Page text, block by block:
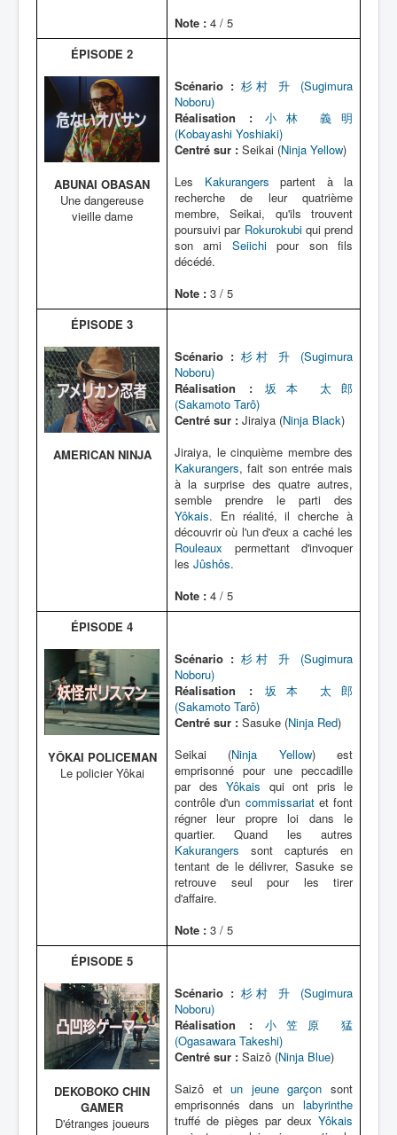
Note : 4 / 5
ÉPISODE 2
ABUNAI OBASAN
Une dangereuse
vieille dame
Scénario : 杉村 升 (Sugimura
Noboru)
Réalisation :
小林 義明
(Kobayashi Yoshiaki)
Centré sur : Seikai (Ninja Yellow)
Les Kakurangers partent à la
recherche de leur quatrième
membre, Seikai, qu'ils trouvent
poursuivi par Rokurokubiqui prend
son ami Seiichipour son fils
décédé.
Note : 3 / 5
ÉPISODE 3
AMERICAN NINJA
Scénario : 杉村 升 (Sugimura
Noboru)
Réalisation :
坂本 太郎
(Sakamoto Tarô)
Centré sur : Jiraiya (Ninja Black)
Jiraiya, le cinquième membre des
Kakurangers, fait son entrée mais
à la surprise des quatre autres,
semble prendre le parti des
Yôkais. En réalité, il cherche à
découvrir où l'un d'eux a caché les
Rouleaux permettant d'invoquer
les Jûshôs.
Note : 4 / 5
ÉPISODE 4
YÔKAI POLICEMAN
Le policier Yôkai
Scénario : 杉村 升 (Sugimura
Noboru)
Réalisation :
坂本 太郎
(Sakamoto Tarô)
Centré sur : Sasuke (Ninja Red)
Seikai (Ninja Yellow) est
emprisonné pour une peccadille
par des Yôkais qui ont pris le
contrôle d'un commissariatet font
régner leur propre loi dans le
quartier. Quand les autres
Kakurangers sont capturés en
tentant de le délivrer, Sasuke se
retrouve seul pour les tirer
d'affaire.
Note : 3 / 5
ÉPISODE 5
DEKOBOKO CHIN
GAMER
D'étranges joueurs
Scénario : 杉村 升 (Sugimura
Noboru)
Réalisation :
小笠原 猛
(Ogasawara Takeshi)
Centré sur : Saizô (Ninja Blue)
Saizô etun jeune garçon sont
emprisonnés dans un labyrinthe
truffé de pièges par deux Yôkais